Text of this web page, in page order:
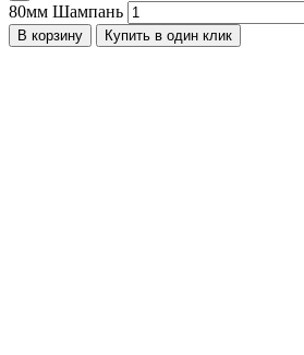
80мм Шампань
В корзину
Купить в один клик